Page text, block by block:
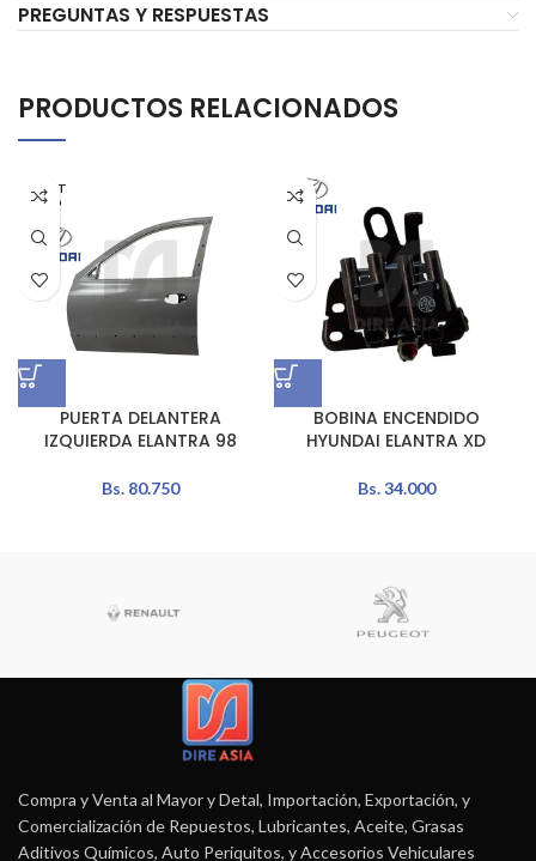
PREGUNTAS Y RESPUESTAS
PRODUCTOS RELACIONADOS
AGOT
ADO
PUERTA DELANTERA
IZQUIERDA ELANTRA 98
Bs.80.750
BOBINA ENCENDIDO
HYUNDAI ELANTRA XD
Bs.34.000
Compra y Venta al Mayor y Detal, Importación, Exportación, y
Comercialización de Repuestos, Lubricantes, Aceite, Grasas
Aditivos Químicos, Auto Periquitos, y Accesorios Vehiculares